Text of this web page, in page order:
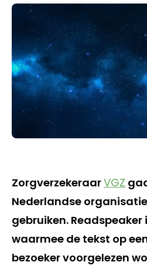
ZorgverzekeraarVGZ
Nederlandse organisatie
gebruiken.
waarmee de tekst op
bezoeker voorgelezen